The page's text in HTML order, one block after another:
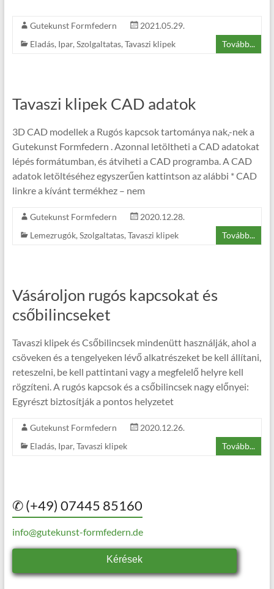
Gutekunst Formfedern
2021.05.29.
Eladás, Ipar, Szolgaltatas, Tavaszi klipek Tovább...
Tavaszi klipek CAD adatok
3D CAD modellek a Rugós kapcsok tartománya nak,-nek a
Gutekunst Formfedern . Azonnal letöltheti a CAD adatokat
lépés formátumban, és átviheti a CAD programba. A CAD
adatok letöltéséhez egyszerűen kattintson az alábbi * CAD
linkre a kívánt termékhez – nem
Gutekunst Formfedern
2020.12.28.
Lemezrugók, Szolgaltatas, Tavaszi klipek Tovább...
Vásároljon rugós kapcsokat és
csőbilincseket
Tavaszi klipek és Csőbilincsek mindenütt használják, ahol a
csöveken és a tengelyeken lévő alkatrészeket be kell állítani,
reteszelni, be kell pattintani vagy a megfelelő helyre kell
rögzíteni. A rugós kapcsok és a csőbilincsek nagy előnyei:
Egyrészt biztosítják a pontos helyzetet
Gutekunst Formfedern
2020.12.26.
Eladás, Ipar, Tavaszi klipek Tovább...
✆ (+49) 07445 85160
info@gutekunst-formfedern.de
Kérések